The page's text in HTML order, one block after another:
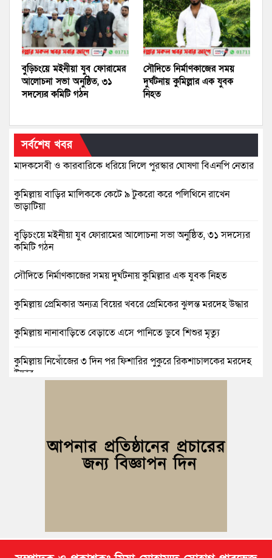
বুড়িচংয়ে মইনীয়া যুব ফোরামের
আলোচনা সভা অনুষ্ঠিত, ৩১
সদস্যের কমিটি গঠন
সৌদিতে নির্মাণকাজের সময়
দুর্ঘটনায় কুমিল্লার এক যুবক
নিহত
সর্বশেষ খবর
মাদকসেবী ও কারবারিকে ধরিয়ে দিলে পুরস্কার ঘোষণা বিএনপি নেতার
কুমিল্লায় বাড়ির মালিককে কেটে ৯ টুকরো করে পলিথিনে রাখেন
ভাড়াটিয়া
বুড়িচংয়ে মইনীয়া যুব ফোরামের আলোচনা সভা অনুষ্ঠিত, ৩১ সদস্যের
কমিটি গঠন
সৌদিতে নির্মাণকাজের সময় দুর্ঘটনায় কুমিল্লার এক যুবক নিহত
কুমিল্লায় প্রেমিকার অন্যত্র বিয়ের খবরে প্রেমিকের ঝুলন্ত মরদেহ উদ্ধার
কুমিল্লায় নানাবাড়িতে বেড়াতে এসে পানিতে ডুবে শিশুর মৃত্যু
কুমিল্লায় নিখোঁজের ৩ দিন পর ফিশারির পুকুরে রিকশাচালকের মরদেহ
উদ্ধার
বুড়িচংয়ে জুলাই ও গণঅভ্যুত্থান দিবস উপলক্ষে ১১ দলীয় জোটের র‍্যালি
ও আলোচনা সভা